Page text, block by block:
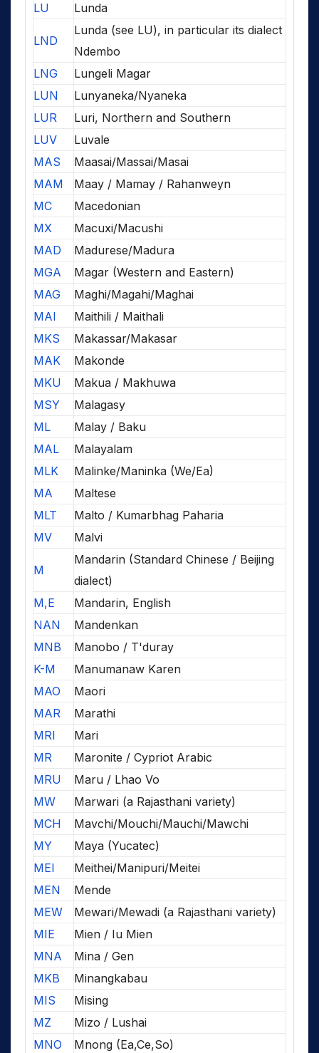
LU
Lunda
LND
Lunda (see LU), in particular its dialect
Ndembo
LNG
Lungeli Magar
LUN
Lunyaneka/Nyaneka
LUR
Luri, Northern and Southern
LUV
Luvale
MAS
Maasai/Massai/Masai
MAM
Maay / Mamay / Rahanweyn
MC
Macedonian
MX
Macuxi/Macushi
MAD
Madurese/Madura
MGA
Magar (Western and Eastern)
MAG
Maghi/Magahi/Maghai
MAI
Maithili / Maithali
MKS
Makassar/Makasar
MAK
Makonde
MKU
Makua / Makhuwa
MSY
Malagasy
ML
Malay / Baku
MAL
Malayalam
MLK
Malinke/Maninka (We/Ea)
MA
Maltese
MLT
Malto / Kumarbhag Paharia
MV
Malvi
M
Mandarin (Standard Chinese / Beijing
dialect)
M,E
Mandarin, English
NAN
Mandenkan
MNB
Manobo / T'duray
K-M
Manumanaw Karen
MAO
Maori
MAR
Marathi
MRI
Mari
MR
Maronite / Cypriot Arabic
MRU
Maru / Lhao Vo
MW
Marwari (a Rajasthani variety)
MCH
Mavchi/Mouchi/Mauchi/Mawchi
MY
Maya (Yucatec)
MEI
Meithei/Manipuri/Meitei
MEN
Mende
MEW
Mewari/Mewadi (a Rajasthani variety)
MIE
Mien / Iu Mien
MNA
Mina / Gen
MKB
Minangkabau
MIS
Mising
MZ
Mizo / Lushai
MNO
Mnong (Ea,Ce,So)